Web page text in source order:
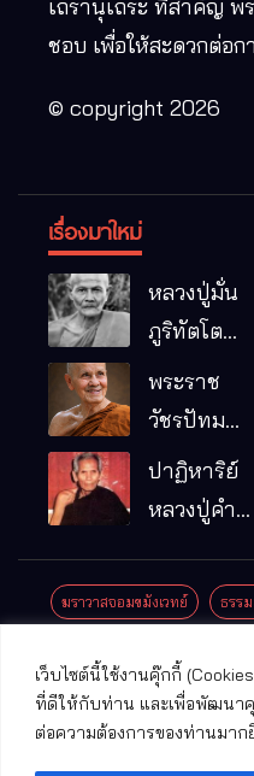
เว็บไซต์นี้ใช้งานคุ๊กกี้
ที่ดีให้กับท่าน และเพื่อพัฒนา
ต่อความต้องการของท่านมาก
เถรานุเถระ ที่สำคัญ
ชอบ เพื่อให้สะดวกต่อ
© copyright 2026
เรื่องมาใหม่
หลวงปู่มั่น
ภูริทัตโต
พระอริยเจ้า
ผู้เป็นบิดา
รมฐาน
พระราช
วัชรปัทม
คุณ (หลวง
ปู่บัวเกตุ
แล้ว วัดป่า
อ.แม่ริม
จ.เชียงใหม่
ปาฏิหาริย์
หลวงปู่คำ
มณี
ฆราวาสจอมขมังเวทย์ ธรร
ปาฏิหาริย์พระเครื่อง พระ
พระพุทธรูปศักดิ์สิทธิ์ วัดที่